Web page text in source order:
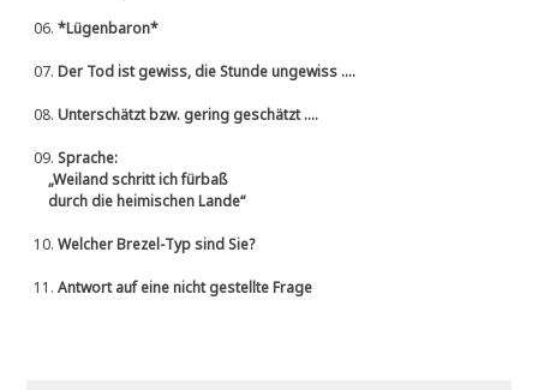
06.*Lügenbaron*
07.Der Tod ist gewiss, die Stunde ungewiss ....
08.Unterschätzt bzw. gering geschätzt ....
09.Sprache:
„Weiland schritt ich fürbaß
durch die heimischen Lande“
10.Welcher Brezel-Typ sind Sie?
11.Antwort auf eine nicht gestellte Frage